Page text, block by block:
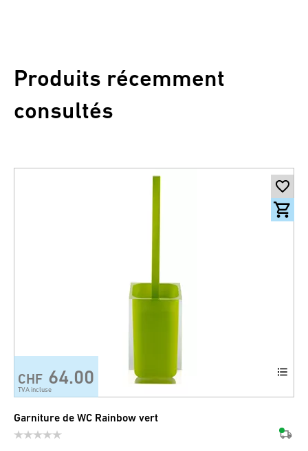
Produits récemment
consultés
CHF 64.00
TVA incluse
Garniture de WC Rainbow vert